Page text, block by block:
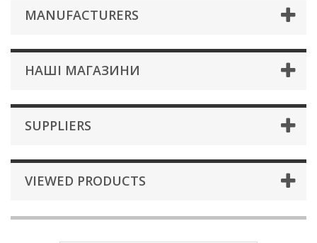
MANUFACTURERS
НАШІ МАГАЗИНИ
SUPPLIERS
VIEWED PRODUCTS